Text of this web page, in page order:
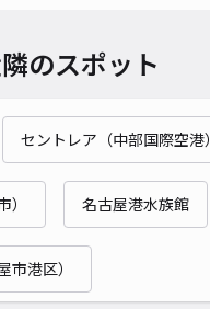
のスポット
セントレア（中部国際空港）
名古屋港水族館
港区）